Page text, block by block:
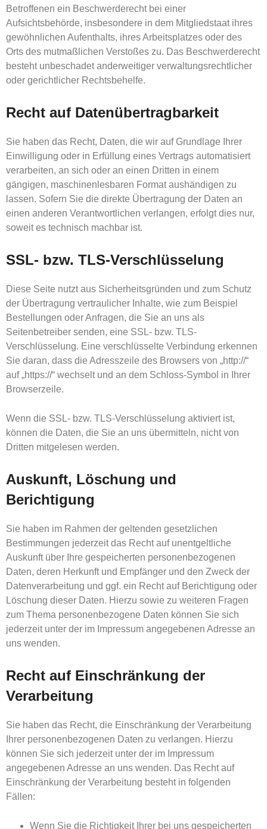
Betroffenen ein Beschwerderecht bei einer
Aufsichtsbehörde, insbesondere in dem Mitgliedstaat ihres
gewöhnlichen Aufenthalts, ihres Arbeitsplatzes oder des
Orts des mutmaßlichen Verstoßes zu. Das Beschwerderecht
besteht unbeschadet anderweitiger verwaltungsrechtlicher
oder gerichtlicher Rechtsbehelfe.
Recht auf Daten­übertrag­barkeit
Sie haben das Recht, Daten, die wir auf Grundlage Ihrer
Einwilligung oder in Erfüllung eines Vertrags automatisiert
verarbeiten, an sich oder an einen Dritten in einem
gängigen, maschinenlesbaren Format aushändigen zu
lassen. Sofern Sie die direkte Übertragung der Daten an
einen anderen Verantwortlichen verlangen, erfolgt dies nur,
soweit es technisch machbar ist.
SSL- bzw. TLS-Verschlüsselung
Diese Seite nutzt aus Sicherheitsgründen und zum Schutz
der Übertragung vertraulicher Inhalte, wie zum Beispiel
Bestellungen oder Anfragen, die Sie an uns als
Seitenbetreiber senden, eine SSL- bzw. TLS-
Verschlüsselung. Eine verschlüsselte Verbindung erkennen
Sie daran, dass die Adresszeile des Browsers von „http://“
auf „https://“ wechselt und an dem Schloss-Symbol in Ihrer
Browserzeile.
Wenn die SSL- bzw. TLS-Verschlüsselung aktiviert ist,
können die Daten, die Sie an uns übermitteln, nicht von
Dritten mitgelesen werden.
Auskunft, Löschung und
Berichtigung
Sie haben im Rahmen der geltenden gesetzlichen
Bestimmungen jederzeit das Recht auf unentgeltliche
Auskunft über Ihre gespeicherten personenbezogenen
Daten, deren Herkunft und Empfänger und den Zweck der
Datenverarbeitung und ggf. ein Recht auf Berichtigung oder
Löschung dieser Daten. Hierzu sowie zu weiteren Fragen
zum Thema personenbezogene Daten können Sie sich
jederzeit unter der im Impressum angegebenen Adresse an
uns wenden.
Recht auf Einschränkung der
Verarbeitung
Sie haben das Recht, die Einschränkung der Verarbeitung
Ihrer personenbezogenen Daten zu verlangen. Hierzu
können Sie sich jederzeit unter der im Impressum
angegebenen Adresse an uns wenden. Das Recht auf
Einschränkung der Verarbeitung besteht in folgenden
Fällen:
Wenn Sie die Richtigkeit Ihrer bei uns gespeicherten